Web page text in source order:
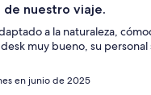
de nuestro viaje.
a la naturaleza,
muy bueno, su
en junio de 2025